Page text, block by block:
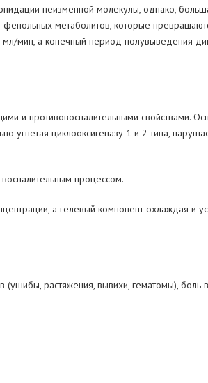
неизменной молекулы, однако,
метаболитов, которые
мин, а конечный период полувыведения
и противовоспалительными свойствами.
угнетая циклооксигеназу 1 и 2 типа,
процессом.
а гелевый компонент охлаждая и
растяжения, вывихи, гематомы), боль